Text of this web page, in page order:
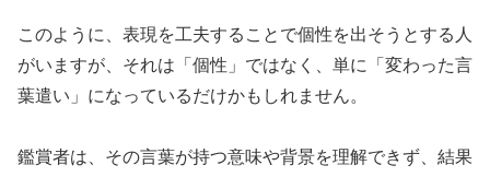
このように、表現を工夫することで個性を出そうとする人
がいますが、それは「個性」ではなく、単に「変わった言
葉遣い」になっているだけかもしれません。
鑑賞者は、その言葉が持つ意味や背景を理解できず、結果